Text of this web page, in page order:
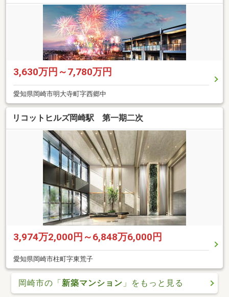
3,630万円～7,780万円
愛知県岡崎市明大寺町字西郷中
リコットヒルズ岡崎駅 第一期二次
3,974万2,000円～6,848万6,000円
愛知県岡崎市柱町字東荒子
岡崎市の「新築マンション 」をもっと見る